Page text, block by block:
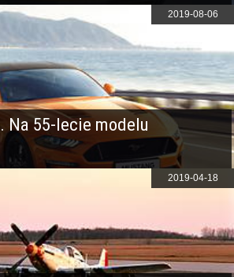
Na 55-lecie modelu
2019-08-06
2019-04-18